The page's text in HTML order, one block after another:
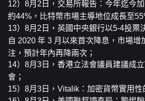
12）8月2日，交易所報告：今年迄今
約44%，比特幣市場主導地位成長至
13）8月2日，英國中央銀行以5-4投票
自 2020 年 3 月以來首次降息，市場增
注，預計年內再降兩次；
14）8月3日，香港立法會議員建議成
會；
15）8月3日，Vitalik：加密貨幣實用性